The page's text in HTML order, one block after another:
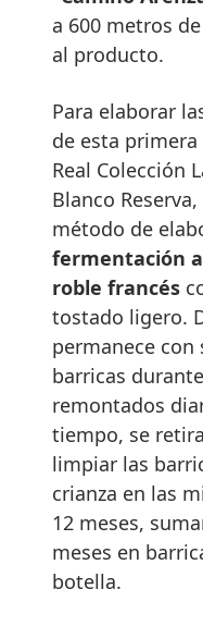
a 600 metros
al producto.
Para elaborar
de esta
Real Colección
Blanco
método de
fermentación
roble francés
tostado ligero.
permanece con
barricas
remontados
tiempo, se
limpiar las
crianza en las
12 meses,
meses en
botella.